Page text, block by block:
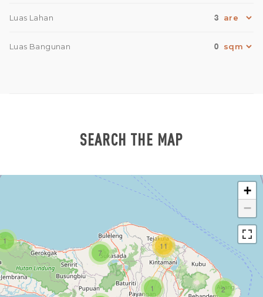
Luas Lahan 3
Luas Bangunan 0
SEARCH THE MAP
1
1
7
11
2
+
−